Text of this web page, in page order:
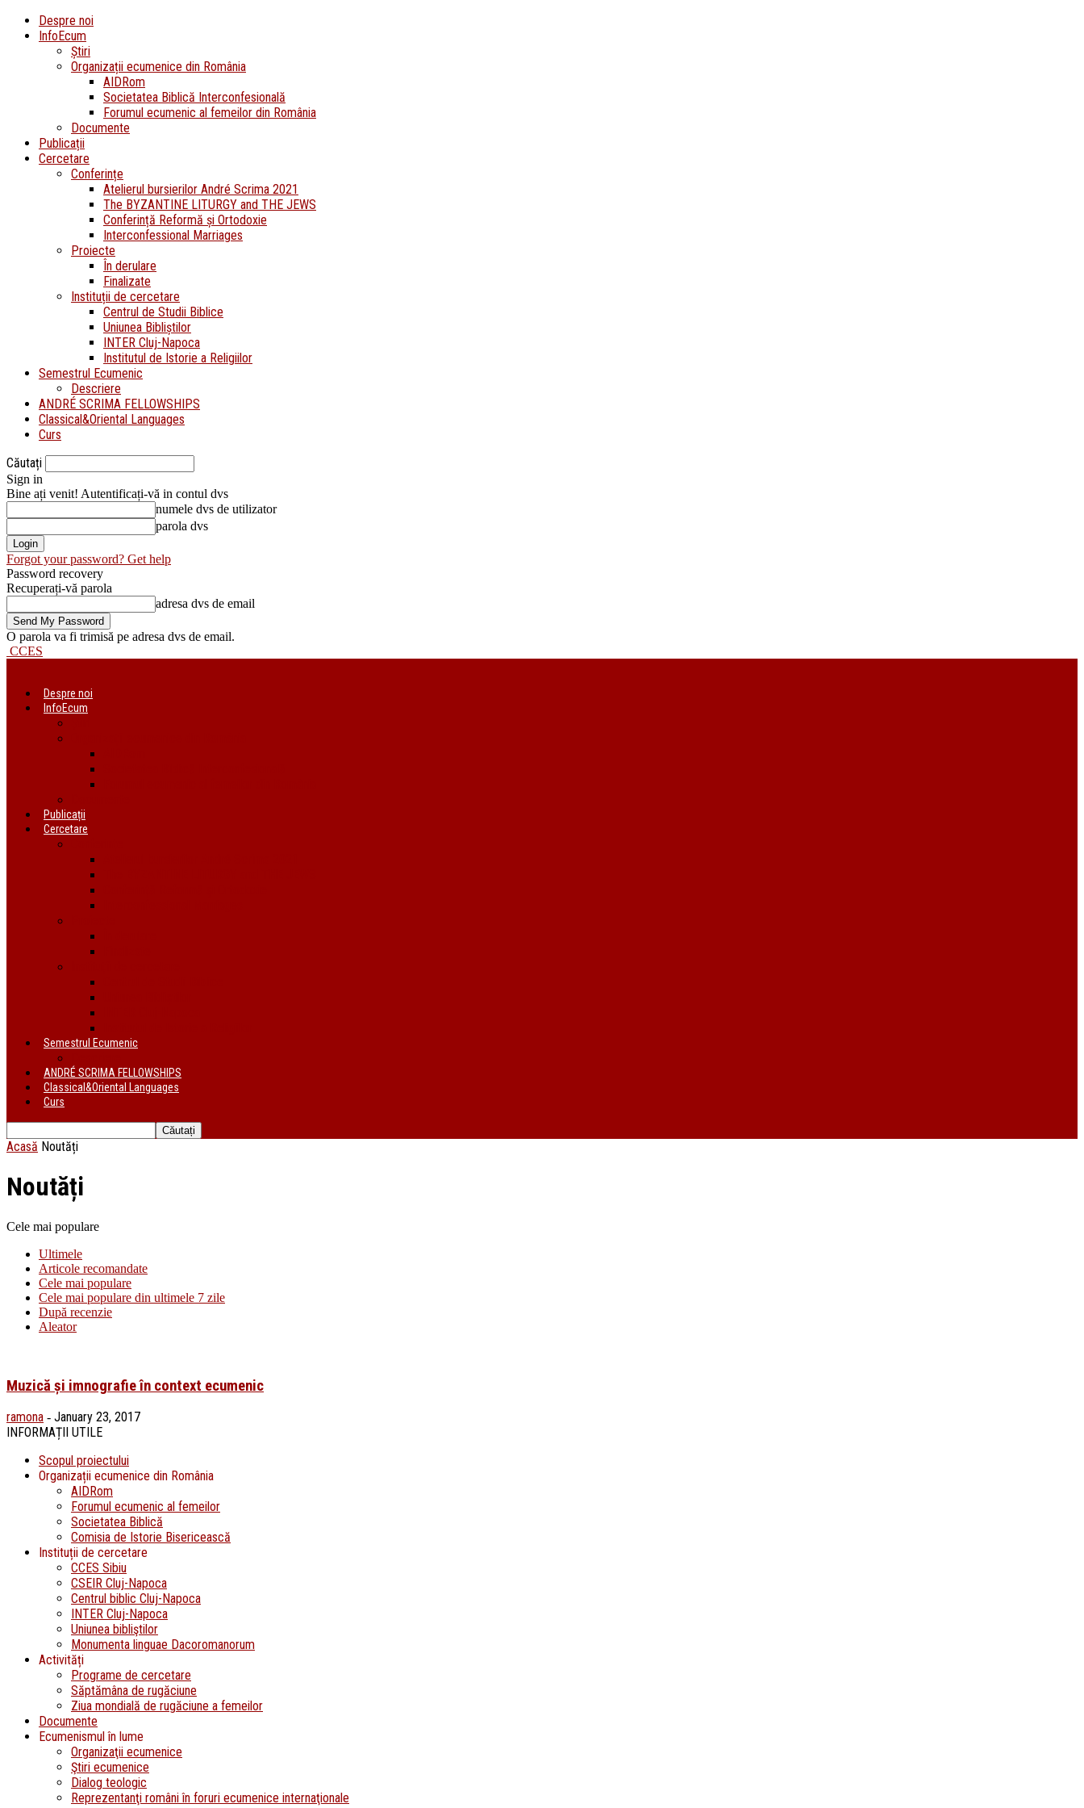
Despre noi
InfoEcum
Știri
Organizații ecumenice din România
AIDRom
Societatea Biblică Interconfesională
Forumul ecumenic al femeilor din România
Documente
Publicații
Cercetare
Conferințe
Atelierul bursierilor André Scrima 2021
The BYZANTINE LITURGY and THE JEWS
Conferință Reformă și Ortodoxie
Interconfessional Marriages
Proiecte
În derulare
Finalizate
Instituții de cercetare
Centrul de Studii Biblice
Uniunea Bibliștilor
INTER Cluj-Napoca
Institutul de Istorie a Religiilor
Semestrul Ecumenic
Descriere
ANDRÉ SCRIMA FELLOWSHIPS
Classical&Oriental Languages
Curs
Căutați
Sign in
Bine ați venit! Autentificați-vă in contul dvs
numele dvs de utilizator
parola dvs
Forgot your password? Get help
Password recovery
Recuperați-vă parola
adresa dvs de email
O parola va fi trimisă pe adresa dvs de email.
CCES
Despre noi
InfoEcum
Publicații
Cercetare
Semestrul Ecumenic
ANDRÉ SCRIMA FELLOWSHIPS
Classical&Oriental Languages
Curs
Acasă Noutăți
Noutăți
Cele mai populare
Ultimele
Articole recomandate
Cele mai populare
Cele mai populare din ultimele 7 zile
După recenzie
Aleator
Muzică și imnografie în context ecumenic
ramona - January 23, 2017
INFORMAȚII UTILE
Scopul proiectului
Organizații ecumenice din România
AIDRom
Forumul ecumenic al femeilor
Societatea Biblică
Comisia de Istorie Bisericească
Instituții de cercetare
CCES Sibiu
CSEIR Cluj-Napoca
Centrul biblic Cluj-Napoca
INTER Cluj-Napoca
Uniunea bibliştilor
Monumenta linguae Dacoromanorum
Activități
Programe de cercetare
Săptămâna de rugăciune
Ziua mondială de rugăciune a femeilor
Documente
Ecumenismul în lume
Organizaţii ecumenice
Ştiri ecumenice
Dialog teologic
Reprezentanţi români în foruri ecumenice internaţionale